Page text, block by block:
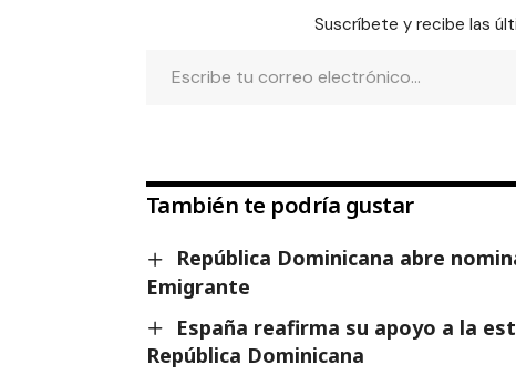
Suscríbete y recibe las
También te podría gustar
República Dominicana abre
Emigrante
España reafirma su apoyo a la
República Dominicana